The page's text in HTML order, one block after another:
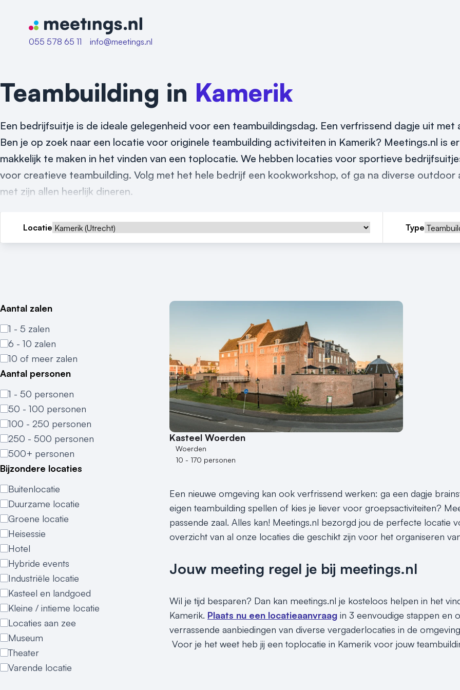
Naar home van Meetings
055 578 65 11
info@meetings.nl
Teambuilding in Kamerik
Een bedrijfsuitje is de ideale gelegenheid voor een teambuildingsdag. Een verfrissend dagje uit met
Ben je op zoek naar een locatie voor originele teambuilding activiteiten in Kamerik? Meetings.nl is
makkelijk te maken in het vinden van een toplocatie. We hebben locaties voor sportieve
voor creatieve teambuilding. Volg met het hele bedrijf een kookworkshop, of ga na diverse
met zijn allen heerlijk dineren.
Locatie Type
Aantal zalen
1 - 5 zalen
6 - 10 zalen
10 of meer zalen
Aantal personen
1 - 50 personen
50 - 100 personen
100 - 250 personen
250 - 500 personen
500+ personen
Bijzondere locaties
Buitenlocatie
Duurzame locatie
Groene locatie
Heisessie
Hotel
Hybride events
Industriële locatie
Kasteel en landgoed
Kleine / intieme locatie
Locaties aan zee
Museum
Theater
Varende locatie
Kasteel Woerden
Woerden
10 - 170 personen
Een nieuwe omgeving kan ook verfrissend werken: ga een dagje
eigen teambuilding spellen of kies je liever voor groepsactiviteiten?
passende zaal. Alles kan! Meetings.nl bezorgd jou de perfecte locatie
overzicht van al onze locaties die geschikt zijn voor het organiseren
Jouw meeting regel je bij meetings.nl
Wil je tijd besparen? Dan kan meetings.nl je kosteloos helpen in het
Kamerik. Plaats nu een locatieaanvraag in 3 eenvoudige stappen en
verrassende aanbiedingen van diverse vergaderlocaties in de
Voor je het weet heb jij een toplocatie in Kamerik voor jouw